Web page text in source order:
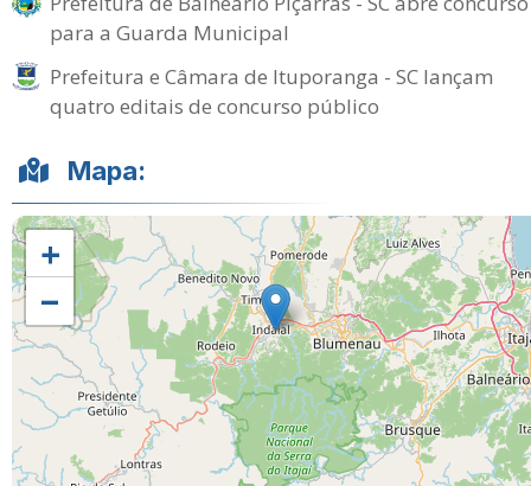
para a Guarda Municipal
Prefeitura e Câmara de Ituporanga - SC lançam
quatro editais de concurso público
Mapa:
+
−